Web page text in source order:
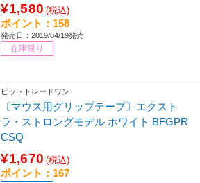
¥1,580 (税込)
ポイント：158
発売日：2019/04/19発売
在庫限り
ビットトレードワン
〔マウス用グリップテープ〕エクスト
ラ・ストロングモデル ホワイト BFGPR
CSQ
¥1,670 (税込)
ポイント：167